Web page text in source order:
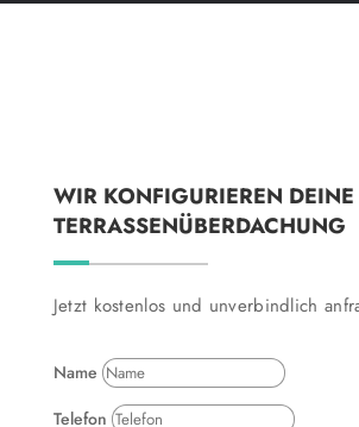
WIR KONFIGURIEREN DEINE
TERRASSENÜBERDACHUNG
Jetzt kostenlos und unverbindlich
Name
Telefon